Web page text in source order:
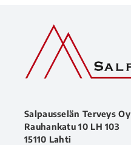
Salpausselän Terveys Oy
Rauhankatu 10 LH 103
15110 Lahti